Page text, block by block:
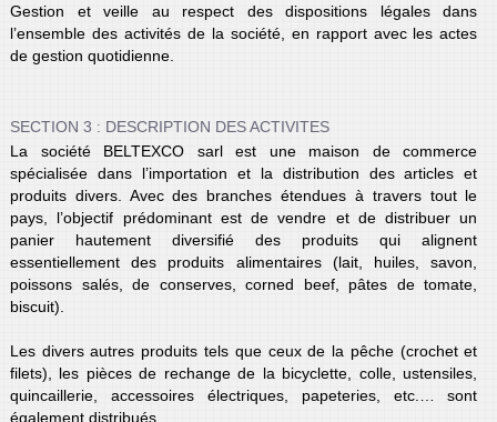
Gestion et veille au respect des dispositions légales dans
l’ensemble des activités de la société, en rapport avec les actes
de gestion quotidienne.
SECTION 3 : DESCRIPTION DES ACTIVITES
La société BELTEXCO sarl est une maison de commerce
spécialisée dans l’importation et la distribution des articles et
produits divers. Avec des branches étendues à travers tout le
pays, l’objectif prédominant est de vendre et de distribuer un
panier hautement diversifié des produits qui alignent
essentiellement des produits alimentaires (lait, huiles, savon,
poissons salés, de conserves, corned beef, pâtes de tomate,
biscuit).
Les divers autres produits tels que ceux de la pêche (crochet et
filets), les pièces de rechange de la bicyclette, colle, ustensiles,
quincaillerie, accessoires électriques, papeteries, etc.… sont
également distribués.